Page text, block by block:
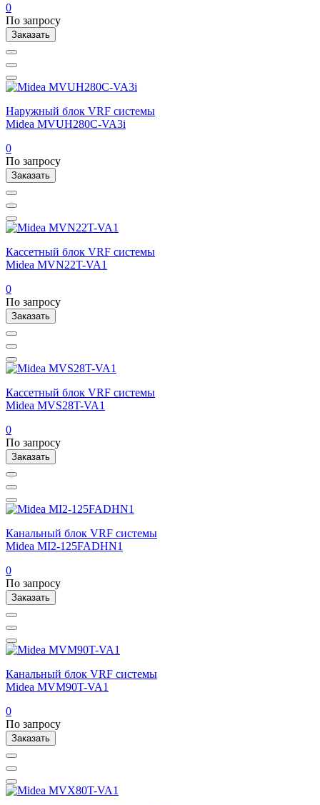
0
По запросу
Заказать
Наружный блок VRF системы
Midea MVUH280C-VA3i
0
По запросу
Заказать
Кассетный блок VRF системы
Midea MVN22T-VA1
0
По запросу
Заказать
Кассетный блок VRF системы
Midea MVS28T-VA1
0
По запросу
Заказать
Канальный блок VRF системы
Midea MI2-125FADHN1
0
По запросу
Заказать
Канальный блок VRF системы
Midea MVM90T-VA1
0
По запросу
Заказать